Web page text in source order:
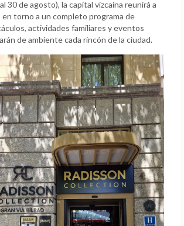
30 de agosto), la capital vizcaína reunirá a
torno a un completo programa de
actividades familiares y eventos
de ambiente cada rincón de la ciudad.